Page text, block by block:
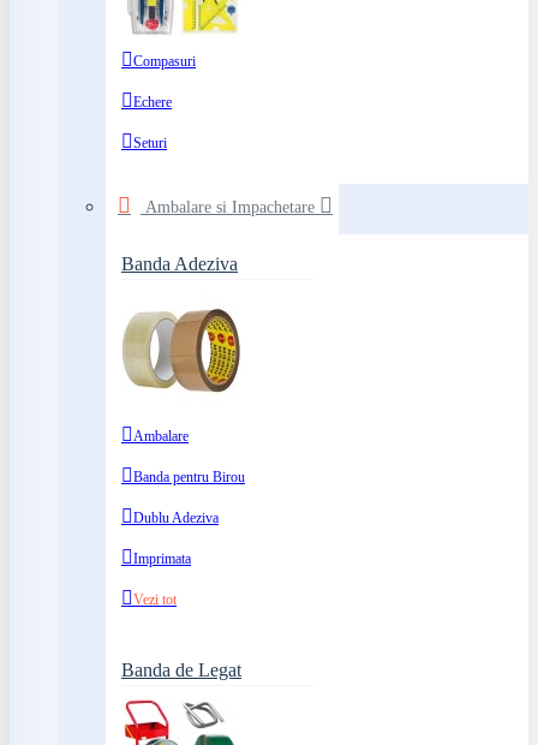
Compasuri
Echere
Seturi
Ambalare si Impachetare
Banda Adeziva
Ambalare
Banda pentru Birou
Dublu Adeziva
Imprimata
Vezi tot
Banda de Legat